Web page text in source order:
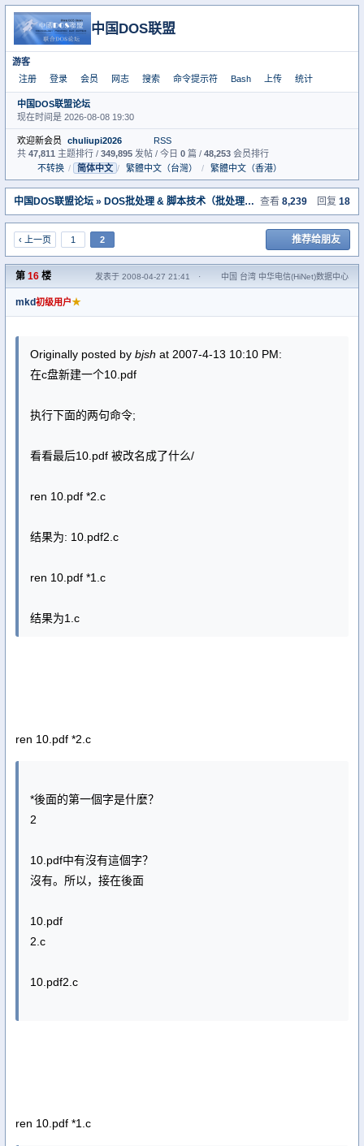
中国DOS联盟
游客
注册
登录 会员 网志 搜索 命令提示符 Bash 上传 统计
中国DOS联盟论坛
现在时间是 2026-08-08 19:30
欢迎新会员 chuliupi2026
RSS
共 47,811 主题排行 / 349,895 发帖 / 今日 0 篇 / 48,253 会员排行
不转换 / 简体中文 / 繁體中文（台灣） / 繁體中文（香港）
中国DOS联盟论坛 » DOS批处理 & 脚本技术（批处理室） » 这是不是ren的一个
查看 8,239 回复 18
‹ 上一页 1 2 推荐给朋友
第 16 楼 发表于 2008-04-27 21:41 · 中国 台湾 中华电信(HiNet)数据中心
mkd初级用户★
Originally posted by bjsh at 2007-4-13 10:10 PM:
在c盘新建一个10.pdf
执行下面的两句命令;
看看最后10.pdf 被改名成了什么/
ren 10.pdf *2.c
结果为: 10.pdf2.c
ren 10.pdf *1.c
结果为1.c
ren 10.pdf *2.c
*後面的第一個字是什麼？
2
10.pdf中有沒有這個字？
沒有。所以，接在後面
10.pdf
2.c
10.pdf2.c
ren 10.pdf *1.c